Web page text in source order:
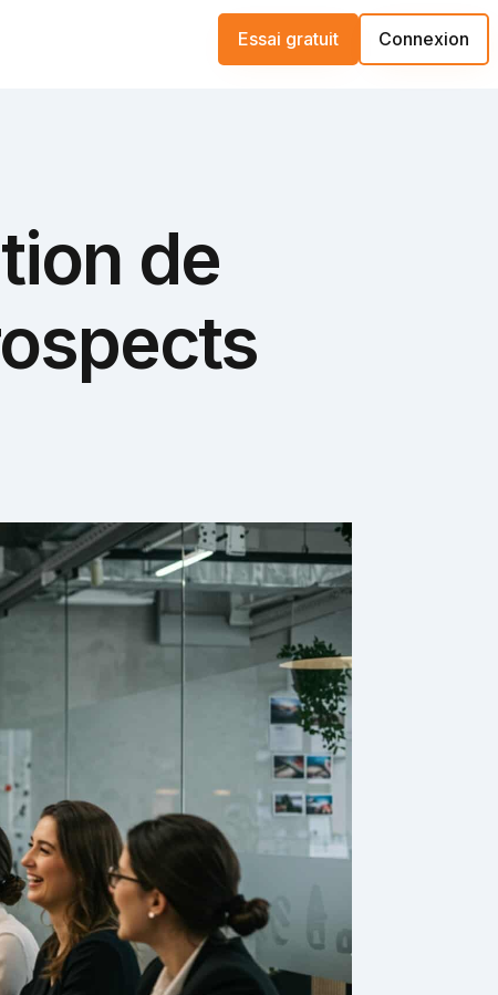
Essai gratuit Connexion
de